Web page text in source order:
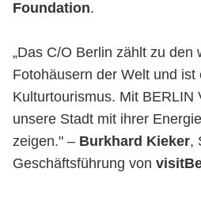
Foundation.
„Das C/O Berlin zählt zu den
Fotohäusern der Welt und ist
Kulturtourismus. Mit BERLIN
unsere Stadt mit ihrer
zeigen." – Burkhard Kieker,
Geschäftsführung von